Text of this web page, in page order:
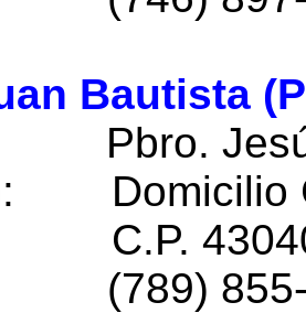
Bautista
Pbro. Jesús
Domicilio
(789)